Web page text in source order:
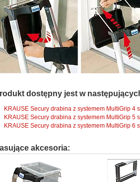
dostępny jest w
KRAUSE Secury drabina z systemem MultiGrip 4
KRAUSE Secury drabina z systemem MultiGrip 5
KRAUSE Secury drabina z systemem MultiGrip 6
akcesoria: